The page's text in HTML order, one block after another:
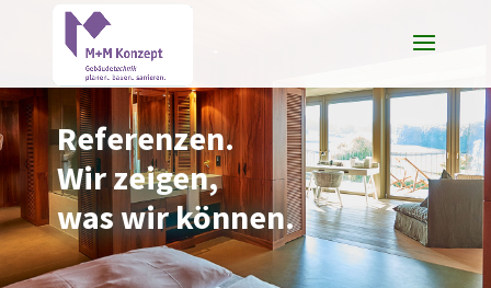
Referenzen.
Wir zeigen,
was wir können.